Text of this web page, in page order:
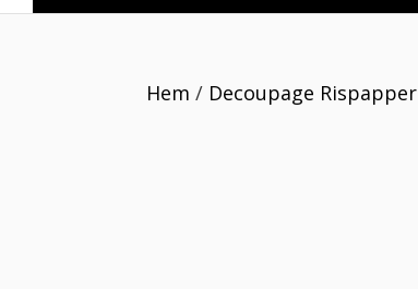
Hem / Decoupage Rispapper